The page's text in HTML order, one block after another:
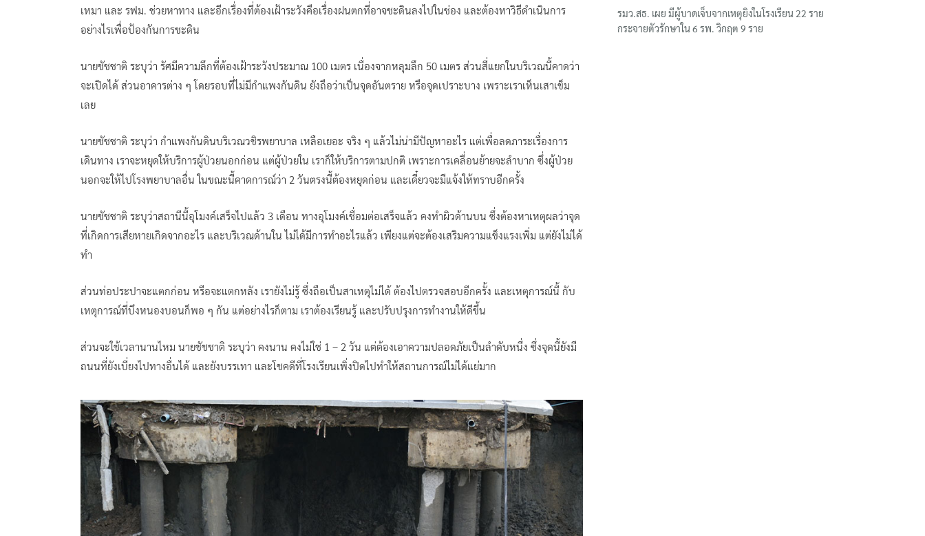
เหมา และ รฟม. ช่วยหาทาง และอีกเรื่องที่ต้องเฝ้าระวังคือเรื่องฝนตกที่อาจชะดินลงไปในช่อง และต้องหาวิธีดำเนินการ
อย่างไรเพื่อป้องกันการชะดิน
นายชัชชาติ ระบุว่า รัศมีความลึกที่ต้องเฝ้าระวังประมาณ 100 เมตร เนื่องจากหลุมลึก 50 เมตร ส่วนสี่แยกในบริเวณนี้คาดว่า
จะเปิดได้ ส่วนอาคารต่าง ๆ โดยรอบที่ไม่มีกำแพงกันดิน ยังถือว่าเป็นจุดอันตราย หรือจุดเปราะบาง เพราะเราเห็นเสาเข็ม
เลย
นายชัชชาติ ระบุว่า กำแพงกันดินบริเวณวชิรพยาบาล เหลือเยอะ จริง ๆ แล้วไม่น่ามีปัญหาอะไร แต่เพื่อลดภาระเรื่องการ
เดินทาง เราจะหยุดให้บริการผู้ป่วยนอกก่อน แต่ผู้ป่วยใน เราก็ให้บริการตามปกติ เพราะการเคลื่อนย้ายจะลำบาก ซึ่งผู้ป่วย
นอกจะให้ไปโรงพยาบาลอื่น ในขณะนี้คาดการณ์ว่า 2 วันตรงนี้ต้องหยุดก่อน และเดี๋ยวจะมีแจ้งให้ทราบอีกครั้ง
นายชัชชาติ ระบุว่าสถานีนี้อุโมงค์เสร็จไปแล้ว 3 เดือน ทางอุโมงค์เชื่อมต่อเสร็จแล้ว คงทำผิวด้านบน ซึ่งต้องหาเหตุผลว่าจุด
ที่เกิดการเสียหายเกิดจากอะไร และบริเวณด้านใน ไม่ได้มีการทำอะไรแล้ว เพียงแต่จะต้องเสริมความแข็งแรงเพิ่ม แต่ยังไม่ได้
ทำ
ส่วนท่อประปาจะแตกก่อน หรือจะแตกหลัง เรายังไม่รู้ ซึ่งถือเป็นสาเหตุไม่ได้ ต้องไปตรวจสอบอีกครั้ง และเหตุการณ์นี้ กับ
เหตุการณ์ที่บึงหนองบอนก็พอ ๆ กัน แต่อย่างไรก็ตาม เราต้องเรียนรู้ และปรับปรุงการทำงานให้ดีขึ้น
ส่วนจะใช้เวลานานไหม นายชัชชาติ ระบุว่า คงนาน คงไม่ใช่ 1 – 2 วัน แต่ต้องเอาความปลอดภัยเป็นลำดับหนึ่ง ซึ่งจุดนี้ยังมี
ถนนที่ยังเบี่ยงไปทางอื่นได้ และยังบรรเทา และโชคดีที่โรงเรียนเพิ่งปิดไปทำให้สถานการณ์ไม่ได้แย่มาก
รมว.สธ. เผย มีผู้บาดเจ็บจากเหตุยิงในโรงเรียน 22 ราย
กระจายตัวรักษาใน 6 รพ. วิกฤต 9 ราย